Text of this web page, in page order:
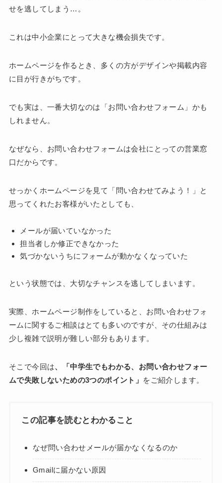
せを逃してしまう…。
これは中小企業にとって大きな機会損失です。
ホームページを作るとき、多くの方がデザインや掲載内容
に目が行きがちです。
でも実は、一番大切なのは「お問い合わせフォーム」かも
しれません。
なぜなら、お問い合わせフォームは会社にとっての営業窓
口だからです。
せっかくホームページを見て「問い合わせてみよう！」と
思ってくれたお客様がいたとしても、
メールが届いていなかった
担当者しか修正できなかった
気づかないうちにフォームが動かなくなっていた
という状態では、大切なチャンスを逃してしまいます。
実際、ホームページ制作をしていると、お問い合わせフォ
ームに関するご相談はとても多いのですが、その仕組みは
少し複雑で説明が難しい部分もあります。
そこで今回は、「中学生でもわかる、お問い合わせフォー
ムで失敗しないための3つのポイント」 をご紹介します。
この記事を読むとわかること
なぜ問い合わせメールが届かなくなるのか
Gmailに届かない原因